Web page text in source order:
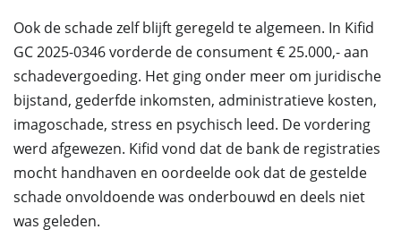
Ook de schade zelf blijft geregeld te algemeen. In Kifid
GC 2025-0346 vorderde de consument € 25.000,- aan
schadevergoeding. Het ging onder meer om juridische
bijstand, gederfde inkomsten, administratieve kosten,
imagoschade, stress en psychisch leed. De vordering
werd afgewezen. Kifid vond dat de bank de registraties
mocht handhaven en oordeelde ook dat de gestelde
schade onvoldoende was onderbouwd en deels niet
was geleden.